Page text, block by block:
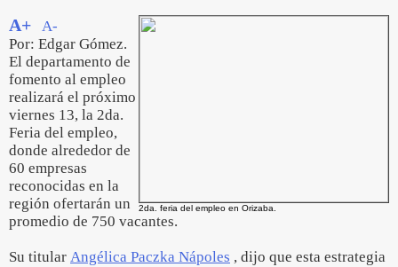
2da. feria del empleo en Orizaba.
A+
A-
Por: Edgar Gómez.
El departamento de
fomento al empleo
realizará el próximo
viernes 13, la 2da.
Feria del empleo,
donde alrededor de
60 empresas
reconocidas en la
región ofertarán un
promedio de 750 vacantes.
Su titular Angélica Paczka Nápoles , dijo que esta estrategia